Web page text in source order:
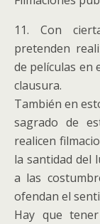
11. Con
pretenden
de películas en
clausura.
También en
sagrado de
realicen
la santidad del
a las
ofendan el
Hay que